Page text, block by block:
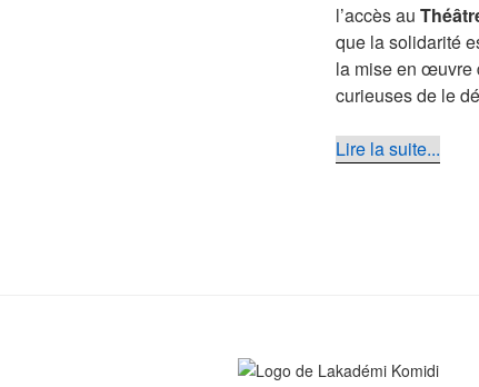
l’accès au
que la solidarité
la mise en œuvre
curieuses de le
Lire la suite...